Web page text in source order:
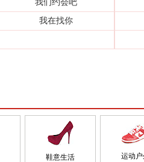
我们约会吧
我在找你
鞋意生活 运动